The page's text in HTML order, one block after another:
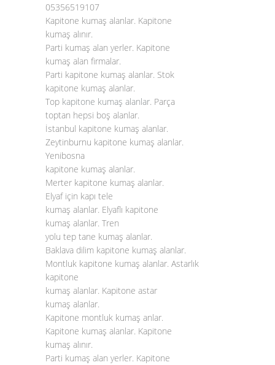
05356519107
Kapitone kumaş alanlar. Kapitone
kumaş alınır.
Parti kumaş alan yerler. Kapitone
kumaş alan firmalar.
Parti kapitone kumaş alanlar. Stok
kapitone kumaş alanlar.
Top kapitone kumaş alanlar. Parça
toptan hepsi boş alanlar.
İstanbul kapitone kumaş alanlar.
Zeytinburnu kapitone kumaş alanlar.
Yenibosna
kapitone kumaş alanlar.
Merter kapitone kumaş alanlar.
Elyaf için kapı tele
kumaş alanlar. Elyaflı kapitone
kumaş alanlar. Tren
yolu tep tane kumaş alanlar.
Baklava dilim kapitone kumaş alanlar.
Montluk kapitone kumaş alanlar. Astarlık
kapitone
kumaş alanlar. Kapitone astar
kumaş alanlar.
Kapitone montluk kumaş anlar.
Kapitone kumaş alanlar. Kapitone
kumaş alınır.
Parti kumaş alan yerler. Kapitone